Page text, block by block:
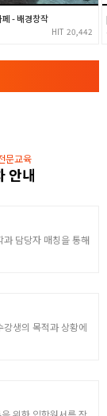
로잉
작업
작업
시트
- 배경창작
20,442
문교육
안내
과 담당자 매칭을 통해
생의 목적과 상황에